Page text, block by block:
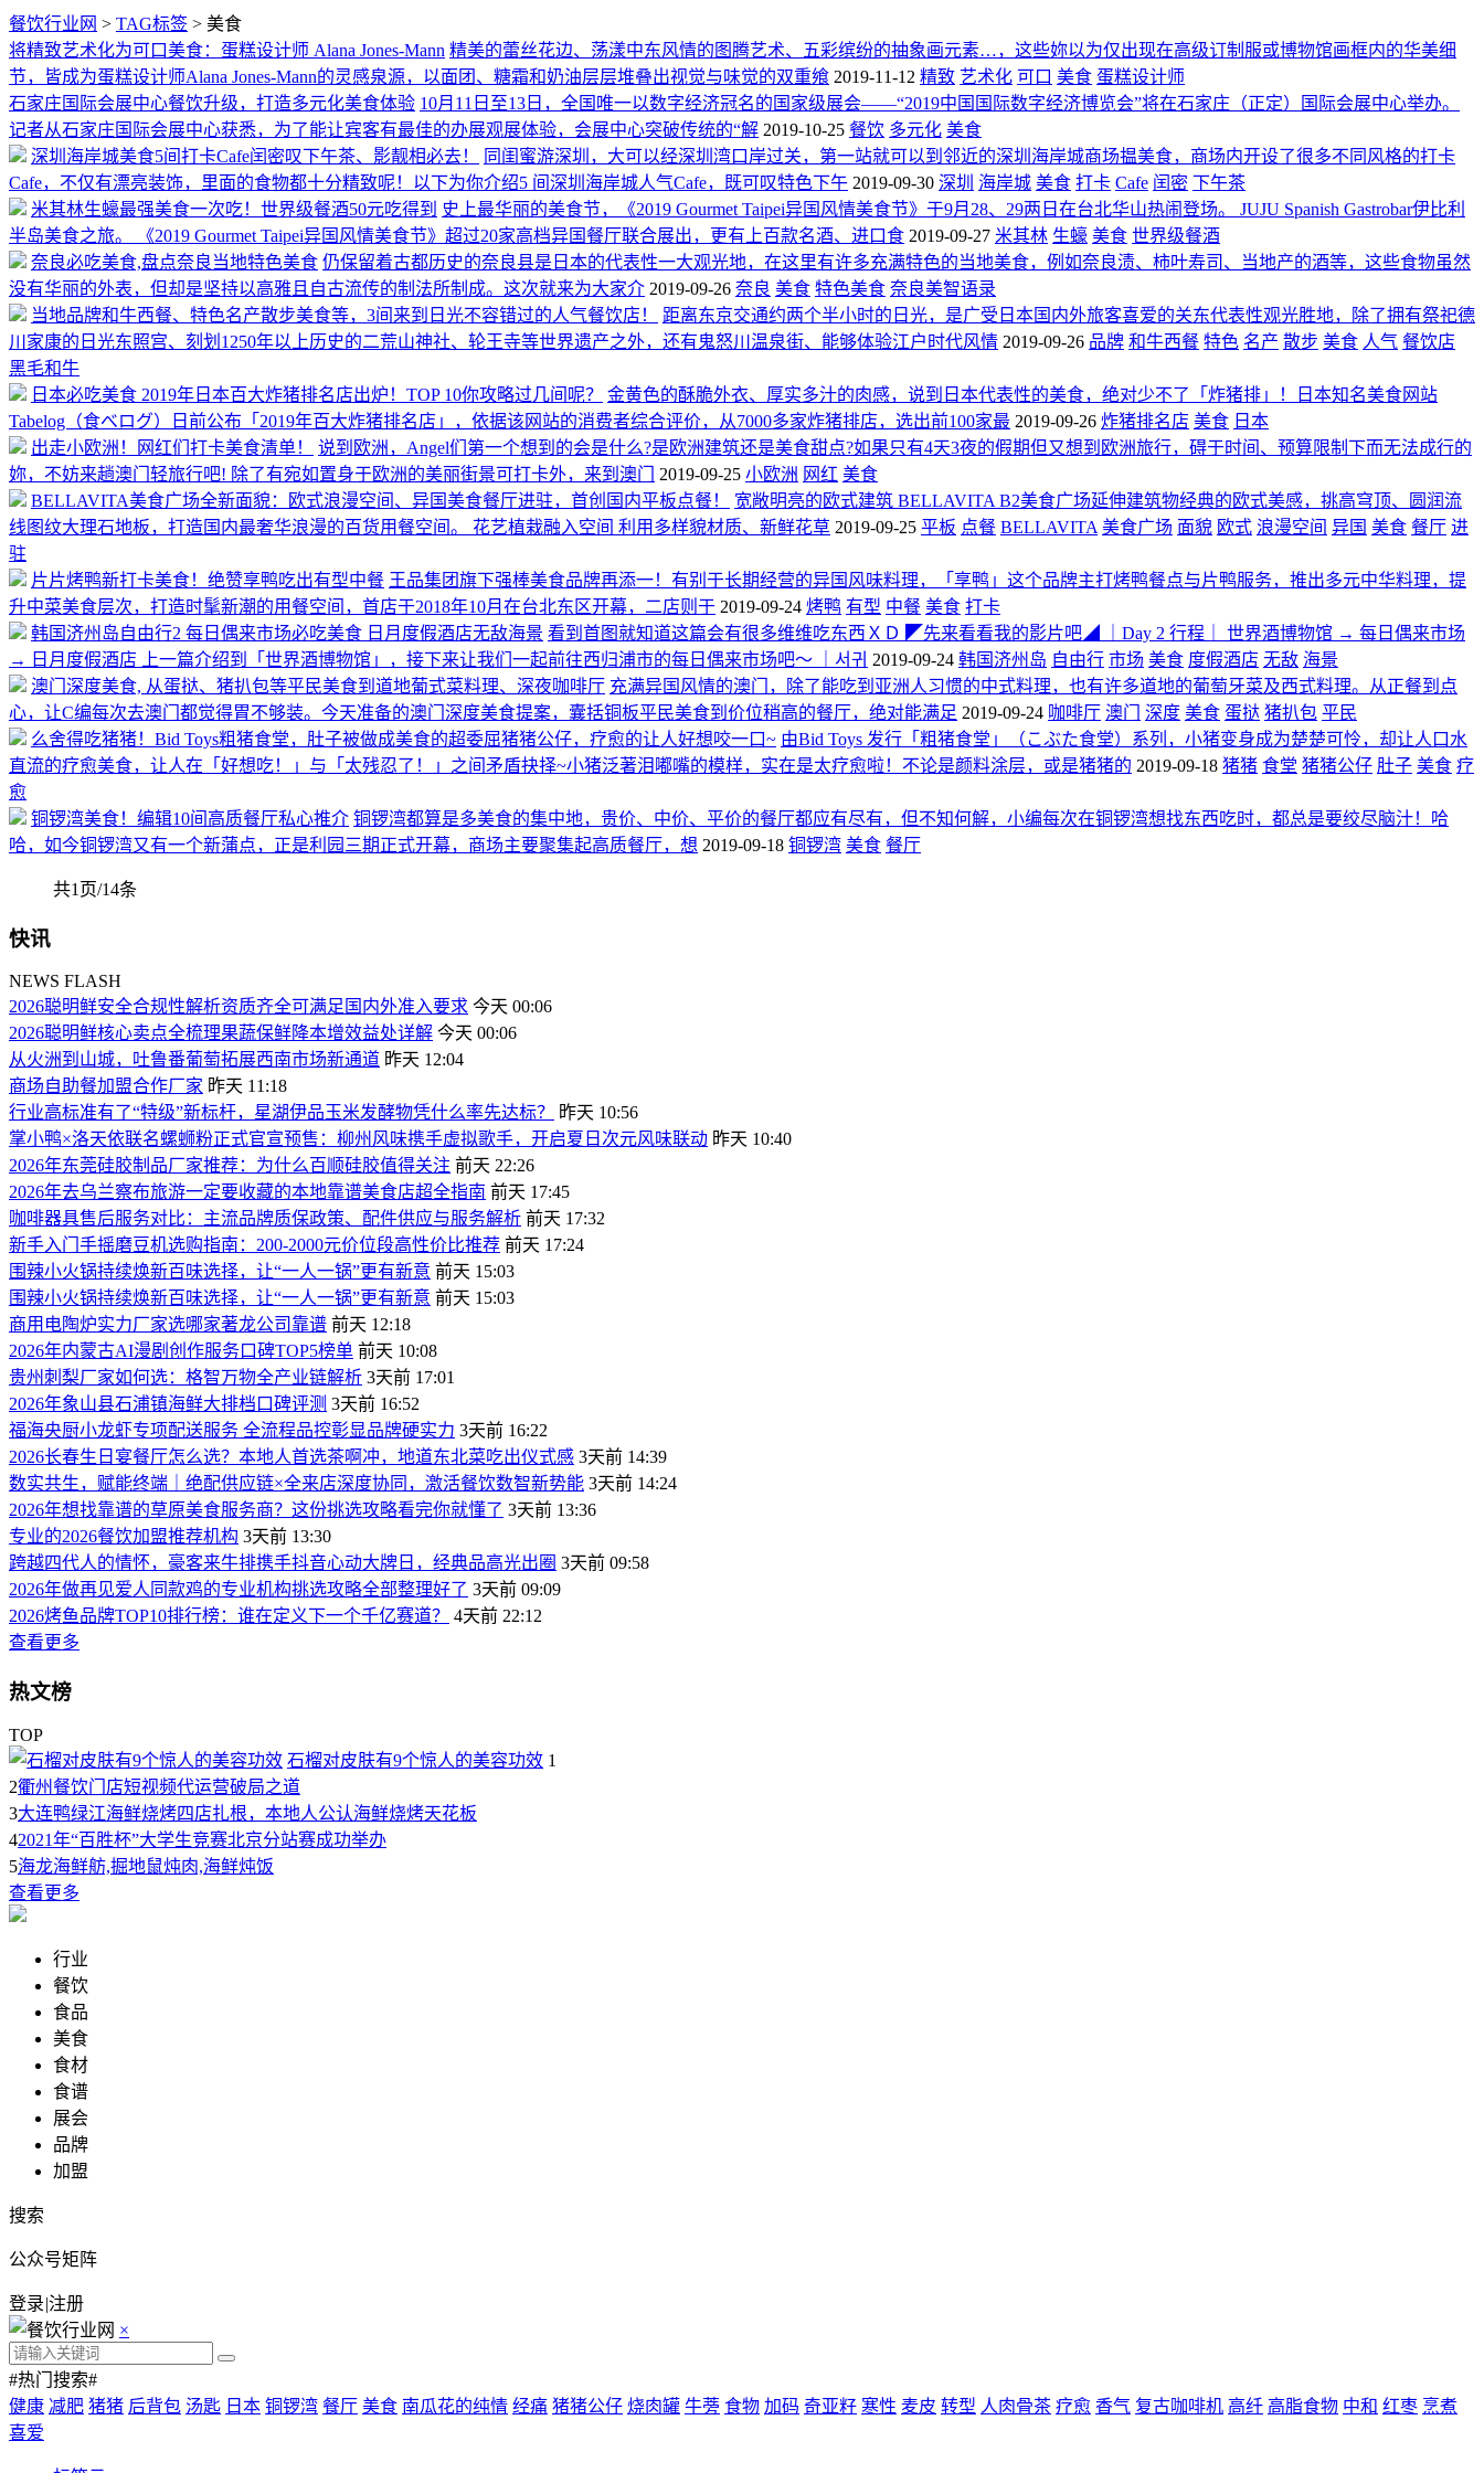
餐饮行业网 > TAG标签 > 美食
将精致艺术化为可口美食：蛋糕设计师 Alana Jones-Mann 精美的蕾丝花边、荡漾中东风情的图腾艺术、五彩缤纷的抽象画元素…，这些妳以为仅出现在高级订制服或博物馆画框内的华美细
节，皆成为蛋糕设计师Alana Jones-Mann的灵感泉源，以面团、糖霜和奶油层层堆叠出视觉与味觉的双重飨 2019-11-12 精致 艺术化 可口 美食 蛋糕设计师
石家庄国际会展中心餐饮升级，打造多元化美食体验 10月11日至13日，全国唯一以数字经济冠名的国家级展会——“2019中国国际数字经济博览会”将在石家庄（正定）国际会展中心举办。
记者从石家庄国际会展中心获悉，为了能让宾客有最佳的办展观展体验，会展中心突破传统的“解 2019-10-25 餐饮 多元化 美食
深圳海岸城美食5间打卡Cafe闰密叹下午茶、影靓相必去！
同闺蜜游深圳，大可以经深圳湾口岸过关，第一站就可以到邻近的深圳海岸城商场揾美食，商场内开设了很多不同风格的打卡
Cafe，不仅有漂亮装饰，里面的食物都十分精致呢！以下为你介绍5 间深圳海岸城人气Cafe，既可叹特色下午 2019-09-30 深圳 海岸城 美食 打卡 Cafe 闰密 下午茶
米其林生蠔最强美食一次吃！世界级餐酒50元吃得到 史上最华丽的美食节，《2019 Gourmet Taipei异国风情美食节》于9月28、29两日在台北华山热闹登场。 JUJU Spanish Gastrobar伊比利
半岛美食之旅。 《2019 Gourmet Taipei异国风情美食节》超过20家高档异国餐厅联合展出，更有上百款名酒、进口食 2019-09-27 米其林 生蠔 美食 世界级餐酒
奈良必吃美食,盘点奈良当地特色美食 仍保留着古都历史的奈良县是日本的代表性一大观光地，在这里有许多充满特色的当地美食，例如奈良渍、柿叶寿司、当地产的酒等，这些食物虽然
没有华丽的外表，但却是坚持以高雅且自古流传的制法所制成。这次就来为大家介 2019-09-26 奈良 美食 特色美食 奈良美智语录
当地品牌和牛西餐、特色名产散步美食等，3间来到日光不容错过的人气餐饮店！
距离东京交通约两个半小时的日光，是广受日本国内外旅客喜爱的关东代表性观光胜地，除了拥有祭祀德
川家康的日光东照宫、刻划1250年以上历史的二荒山神社、轮王寺等世界遗产之外，还有鬼怒川温泉街、能够体验江户时代风情 2019-09-26 品牌 和牛西餐 特色 名产 散步 美食 人气 餐饮店
黑毛和牛
日本必吃美食 2019年日本百大炸猪排名店出炉！TOP 10你攻略过几间呢？
金黄色的酥脆外衣、厚实多汁的肉感，说到日本代表性的美食，绝对少不了「炸猪排」！日本知名美食网站
Tabelog（食べログ）日前公布「2019年百大炸猪排名店」，依据该网站的消费者综合评价，从7000多家炸猪排店，选出前100家最 2019-09-26 炸猪排名店 美食 日本
出走小欧洲！网红们打卡美食清单！
说到欧洲，Angel们第一个想到的会是什么?是欧洲建筑还是美食甜点?如果只有4天3夜的假期但又想到欧洲旅行，碍于时间、预算限制下而无法成行的
妳，不妨来趟澳门轻旅行吧! 除了有宛如置身于欧洲的美丽街景可打卡外，来到澳门
2019-09-25 小欧洲 网红 美食
BELLAVITA美食广场全新面貌：欧式浪漫空间、异国美食餐厅进驻，首创国内平板点餐！
宽敞明亮的欧式建筑 BELLAVITA B2美食广场延伸建筑物经典的欧式美感，挑高穹顶、圆润流
线图纹大理石地板，打造国内最奢华浪漫的百货用餐空间。 花艺植栽融入空间 利用多样貌材质、新鲜花草 2019-09-25 平板 点餐 BELLAVITA 美食广场 面貌 欧式 浪漫空间 异国 美食 餐厅 进
驻
片片烤鸭新打卡美食！绝赞享鸭吃出有型中餐 王品集团旗下强棒美食品牌再添一！有别于长期经营的异国风味料理，「享鸭」这个品牌主打烤鸭餐点与片鸭服务，推出多元中华料理，提
升中菜美食层次，打造时髦新潮的用餐空间，首店于2018年10月在台北东区开幕，二店则于 2019-09-24 烤鸭 有型 中餐 美食 打卡
韩国济州岛自由行2 每日偶来市场必吃美食 日月度假酒店无敌海景 看到首图就知道这篇会有很多维维吃东西ＸＤ ◤先来看看我的影片吧◢ ｜Day 2 行程｜ 世界酒博物馆 → 每日偶来市场
→ 日月度假酒店 上一篇介绍到「世界酒博物馆」，接下来让我们一起前往西归浦市的每日偶来市场吧～ ｜서귀 2019-09-24 韩国济州岛 自由行 市场 美食 度假酒店 无敌 海景
澳门深度美食, 从蛋挞、猪扒包等平民美食到道地葡式菜料理、深夜咖啡厅 充满异国风情的澳门，除了能吃到亚洲人习惯的中式料理，也有许多道地的葡萄牙菜及西式料理。从正餐到点
心，让C编每次去澳门都觉得胃不够装。今天准备的澳门深度美食提案，囊括铜板平民美食到价位稍高的餐厅，绝对能满足 2019-09-24 咖啡厅 澳门 深度 美食 蛋挞 猪扒包 平民
么舍得吃猪猪！Bid Toys粗猪食堂，肚子被做成美食的超委屈猪猪公仔，疗愈的让人好想咬一口~ 由Bid Toys 发行「粗猪食堂」（こぶた食堂）系列，小猪变身成为楚楚可怜，却让人口水
直流的疗愈美食，让人在「好想吃！」与「太残忍了！」之间矛盾抉择~小猪泛著泪嘟嘴的模样，实在是太疗愈啦！不论是颜料涂层，或是猪猪的 2019-09-18 猪猪 食堂 猪猪公仔 肚子 美食 疗
愈
铜锣湾美食！编辑10间高质餐厅私心推介 铜锣湾都算是多美食的集中地，贵价、中价、平价的餐厅都应有尽有，但不知何解，小编每次在铜锣湾想找东西吃时，都总是要绞尽脑汁！哈
哈，如今铜锣湾又有一个新蒲点，正是利园三期正式开幕，商场主要聚集起高质餐厅，想 2019-09-18 铜锣湾 美食 餐厅
共1页/14条
快讯
NEWS FLASH
2026聪明鲜安全合规性解析资质齐全可满足国内外准入要求 今天 00:06
2026聪明鲜核心卖点全梳理果蔬保鲜降本增效益处详解 今天 00:06
从火洲到山城，吐鲁番葡萄拓展西南市场新通道 昨天 12:04
商场自助餐加盟合作厂家 昨天 11:18
行业高标准有了“特级”新标杆，星湖伊品玉米发酵物凭什么率先达标？
昨天 10:56
掌小鸭×洛天依联名螺蛳粉正式官宣预售：柳州风味携手虚拟歌手，开启夏日次元风味联动 昨天 10:40
2026年东莞硅胶制品厂家推荐：为什么百顺硅胶值得关注 前天 22:26
2026年去乌兰察布旅游一定要收藏的本地靠谱美食店超全指南 前天 17:45
咖啡器具售后服务对比：主流品牌质保政策、配件供应与服务解析 前天 17:32
新手入门手摇磨豆机选购指南：200-2000元价位段高性价比推荐 前天 17:24
围辣小火锅持续焕新百味选择，让“一人一锅”更有新意 前天 15:03
围辣小火锅持续焕新百味选择，让“一人一锅”更有新意 前天 15:03
商用电陶炉实力厂家选哪家著龙公司靠谱 前天 12:18
2026年内蒙古AI漫剧创作服务口碑TOP5榜单 前天 10:08
贵州刺梨厂家如何选：格智万物全产业链解析 3天前 17:01
2026年象山县石浦镇海鲜大排档口碑评测 3天前 16:52
福海央厨小龙虾专项配送服务 全流程品控彰显品牌硬实力 3天前 16:22
2026长春生日宴餐厅怎么选？本地人首选茶啊冲，地道东北菜吃出仪式感 3天前 14:39
数实共生，赋能终端｜绝配供应链×全来店深度协同，激活餐饮数智新势能 3天前 14:24
2026年想找靠谱的草原美食服务商？这份挑选攻略看完你就懂了 3天前 13:36
专业的2026餐饮加盟推荐机构 3天前 13:30
跨越四代人的情怀，豪客来牛排携手抖音心动大牌日，经典品高光出圈 3天前 09:58
2026年做再见爱人同款鸡的专业机构挑选攻略全部整理好了 3天前 09:09
2026烤鱼品牌TOP10排行榜：谁在定义下一个千亿赛道？
4天前 22:12
查看更多
热文榜
TOP
石榴对皮肤有9个惊人的美容功效 1
2衢州餐饮门店短视频代运营破局之道
3大连鸭绿江海鲜烧烤四店扎根，本地人公认海鲜烧烤天花板
42021年“百胜杯”大学生竞赛北京分站赛成功举办
5海龙海鲜舫,掘地鼠炖肉,海鲜炖饭
查看更多
行业
餐饮
食品
美食
食材
食谱
展会
品牌
加盟
搜索
公众号矩阵
登录|注册
×
#热门搜索#
健康 减肥 猪猪 后背包 汤匙 日本 铜锣湾 餐厅 美食 南瓜花的纯情 经痛 猪猪公仔 烧肉罐 牛蒡 食物 加码 奇亚籽 寒性 麦皮 转型 人肉骨茶 疗愈 香气 复古咖啡机 高纤 高脂食物 中和 红枣 烹煮
喜爱